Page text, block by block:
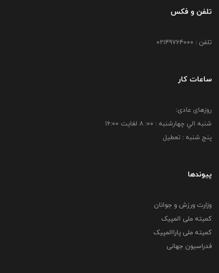
تلفن و فکس
تلفن : 02149764000
ساعات کار
روزهای عادی:
شنبه الي چهارشنبه : 00: 8 لغايت 16:00
پنج شنبه : تعطیل
پیوندها
وزارت ورزش و جوانان
کمیته ملی المپیک
کمیته ملی پاراالمپیک
فدراسیون جهانی